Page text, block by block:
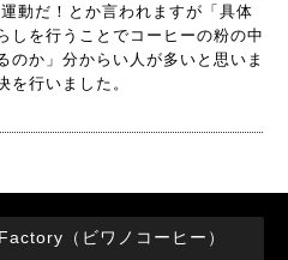
動だ！とか言われますが「具体
しを行うことでコーヒーの粉の中
のか」分からい人が多いと思いま
を行いました。
（ビワノコーヒー）